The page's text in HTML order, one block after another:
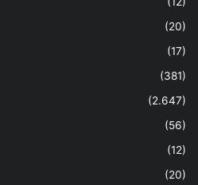
(20)
(17)
(381)
(2.647)
(56)
(12)
(20)